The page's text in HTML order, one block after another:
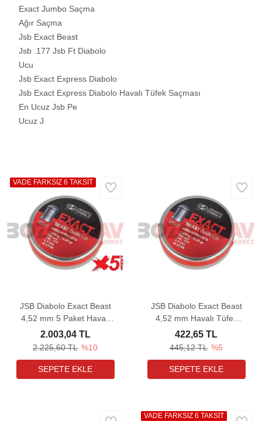
Exact Jumbo Saçma
Ağır Saçma
Jsb Exact Beast
Jsb .177 Jsb Ft Diabolo
Ucu
Jsb Exact Express Diabolo
Jsb Exact Express Diabolo Havalı Tüfek Saçması
En Ucuz Jsb Pe
Ucuz J
JSB Diabolo Exact Beast
4,52 mm 5 Paket Havalı
Tüfek Saçması (16,20
Grain - 1250 Adet)
2.225,60 TL %10
2.003,04 TL
VADE FARKSIZ 6 TAKSİT
JSB Diabolo Exact Beast
4,52 mm Havalı Tüfek
Saçması (16,20 Grain -
250 Adet)
445,12 TL %5
422,65 TL
VADE FARKSIZ 6 TAKSİT